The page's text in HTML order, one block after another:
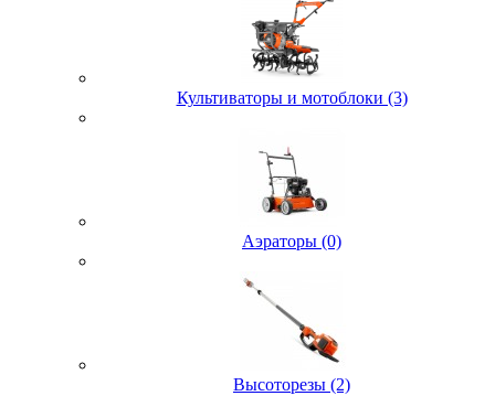
Культиваторы и мотоблоки (3)
Аэраторы (0)
Высоторезы (2)